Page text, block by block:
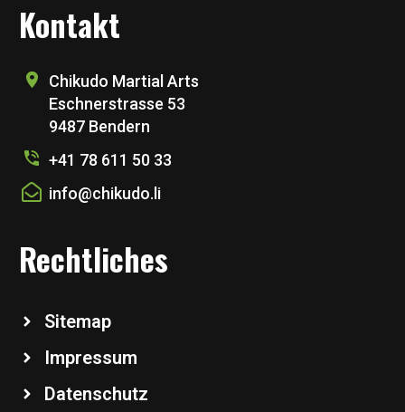
Kontakt
Chikudo Martial Arts
Eschnerstrasse 53
9487 Bendern
+41 78 611 50 33
info@chikudo.li
Rechtliches
Sitemap
Impressum
Datenschutz